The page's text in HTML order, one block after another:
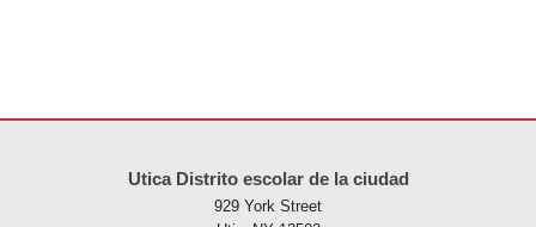
Utica Distrito escolar de la ciudad
929 York Street